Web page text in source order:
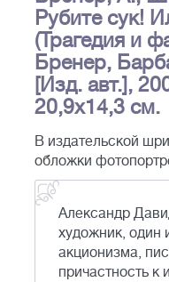
Рубите сук!
(Трагедия и
Бренер,
[Изд. авт.],
20,9х14,3 см.
В издательской
обложки
Александр
художник, один
акционизма,
причастность к